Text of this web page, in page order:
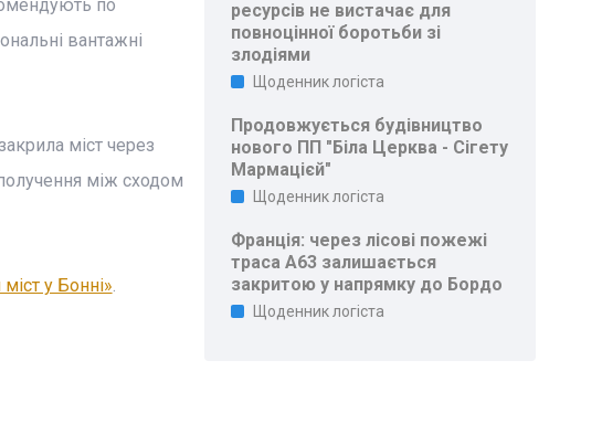
по
вантажні
міст через
між сходом
у Бонні».
ресурсів не вистачає для
повноцінної боротьби зі
злодіями
Щоденник логіста
Продовжується будівництво
нового ПП "Біла Церква - Сігету
Мармацієй"
Щоденник логіста
Франція: через лісові пожежі
траса A63 залишається
закритою у напрямку до Бордо
Щоденник логіста